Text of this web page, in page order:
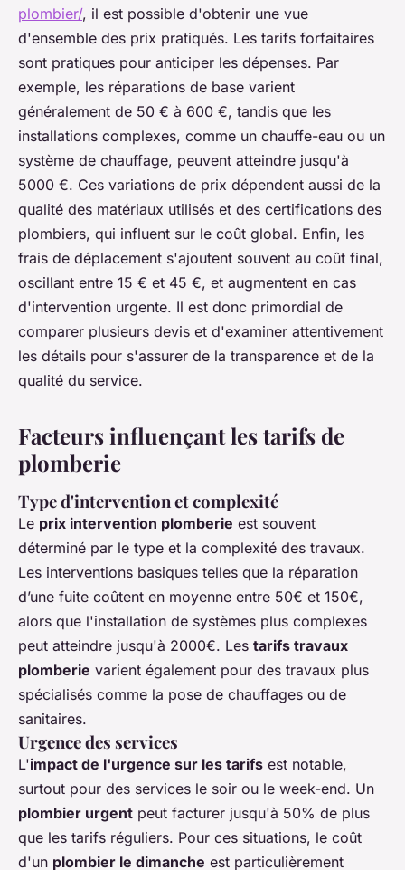
plombier/, il est possible d'obtenir une vue
d'ensemble des prix pratiqués. Les tarifs forfaitaires
sont pratiques pour anticiper les dépenses. Par
exemple, les réparations de base varient
généralement de 50 € à 600 €, tandis que les
installations complexes, comme un chauffe-eau ou un
système de chauffage, peuvent atteindre jusqu'à
5000 €. Ces variations de prix dépendent aussi de la
qualité des matériaux utilisés et des certifications des
plombiers, qui influent sur le coût global. Enfin, les
frais de déplacement s'ajoutent souvent au coût final,
oscillant entre 15 € et 45 €, et augmentent en cas
d'intervention urgente. Il est donc primordial de
comparer plusieurs devis et d'examiner attentivement
les détails pour s'assurer de la transparence et de la
qualité du service.
Facteurs influençant les tarifs de
plomberie
Type d'intervention et complexité
Le prix intervention plomberie est souvent
déterminé par le type et la complexité des travaux.
Les interventions basiques telles que la réparation
d’une fuite coûtent en moyenne entre 50€ et 150€,
alors que l'installation de systèmes plus complexes
peut atteindre jusqu'à 2000€. Les tarifs travaux
plomberie varient également pour des travaux plus
spécialisés comme la pose de chauffages ou de
sanitaires.
Urgence des services
L'impact de l'urgence sur les tarifs est notable,
surtout pour des services le soir ou le week-end. Un
plombier urgent peut facturer jusqu'à 50% de plus
que les tarifs réguliers. Pour ces situations, le coût
d'un plombier le dimanche est particulièrement